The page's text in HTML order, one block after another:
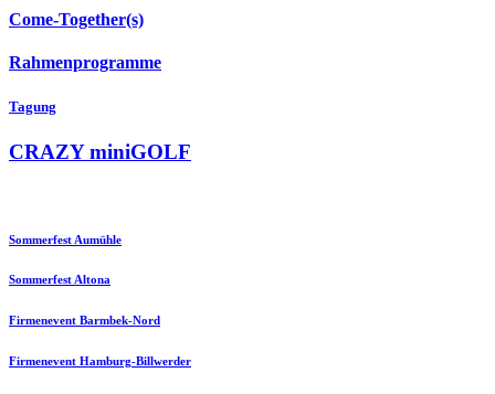
Come-Together(s)
Rahmenprogramme
Tagung
CRAZY miniGOLF
Sommerfest Aumühle
Sommerfest Altona
Firmenevent Barmbek-Nord
Firmenevent Hamburg-Billwerder